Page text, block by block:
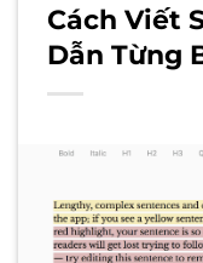
Cách Viết
Dẫn Từng